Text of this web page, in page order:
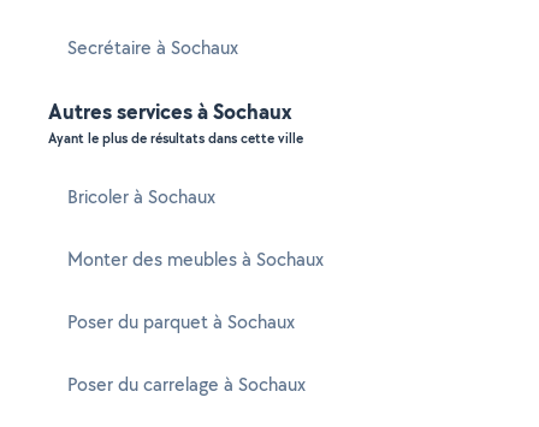
Secrétaire à Sochaux
Autres services à Sochaux
Ayant le plus de résultats dans cette ville
Bricoler à Sochaux
Monter des meubles à Sochaux
Poser du parquet à Sochaux
Poser du carrelage à Sochaux